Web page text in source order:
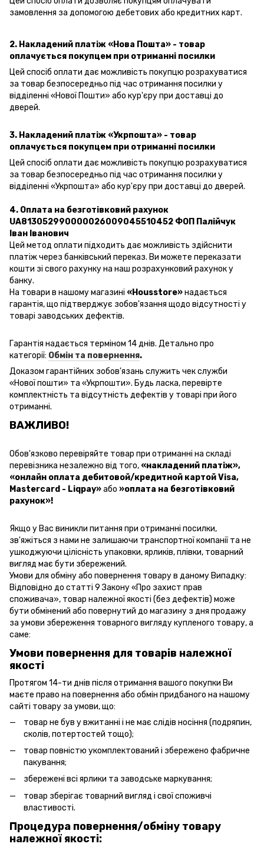
замовлення за допомогою дебетових або кредитних карт.
2. Накладений платіж «Нова Пошта» - товар
оплачується покупцем при отриманні посилки
Цей спосіб оплати дає можливість покупцю розрахуватися
за товар безпосередньо під час отримання посилки у
відділенні «Нової Пошти» або кур'єру при доставці до
дверей.
3. Накладений платіж «Укрпошта» - товар
оплачується покупцем при отриманні посилки
Цей спосіб оплати дає можливість покупцю розрахуватися
за товар безпосередньо під час отримання посилки у
відділенні «Укрпошта» або кур'єру при доставці до дверей.
4. Оплата на безготівковий рахунок
UA813052990000026009045510452 ФОП Палійчук
Іван Іванович
Цей метод оплати підходить дає можливість здійснити
платіж через банківський переказ. Ви можете переказати
кошти зі свого рахунку на наш розрахунковий рахунок у
банку.
На товари в нашому магазині «Housstore»надається
гарантія, що підтверджує зобов'язання щодо відсутності у
товарі заводських дефектів.
Гарантія надається терміном 14 днів. Детально про
категорії: Обмін та повернення.
Доказом гарантійних зобов'язань служить чекслужби
«Нової пошти» та «Укрпошти». Будь ласка, перевірте
комплектність та відсутність дефектів у товарі при його
отриманні.
ВАЖЛИВО!
Обов'язково перевіряйте товар при отриманні на складі
перевізника незалежно від того, «накладений платіж»,
«онлайн оплата дебитовой/кредитной картой Visa,
Mastercard - Liqpay»або »оплата на безготівковий
рахунок»!
Якщо у Вас виникли питання при отриманні посилки,
зв'яжіться з нами не залишаючи транспортної компанії та не
ушкоджуючи цілісність упаковки, ярликів, плівки, товарний
вигляд має бути збережений.
Умови для обміну або повернення товару в даному Випадку:
Відповідно до статті 9 Закону «Про захист прав
споживача», товар належної якості (без дефектів) може
бути обмінений або повернутий до магазину з дня продажу
за умови збереження товарного вигляду купленого товару, а
саме:
Умови повернення для товарів належної
якості
Протягом 14-ти днів після отримання вашого покупки Ви
маєте право на повернення або обмін придбаного на нашому
сайті товару за умови, що:
товар не був у вжитанні і не має слідів носіння (подряпин,
сколів, потертостей тощо);
товар повністю укомплектований і збережено фабричне
пакування;
збережені всі ярлики та заводське маркування;
товар зберігає товарний вигляд і свої споживчі
властивості.
Процедура повернення/обміну товару
належної якості: